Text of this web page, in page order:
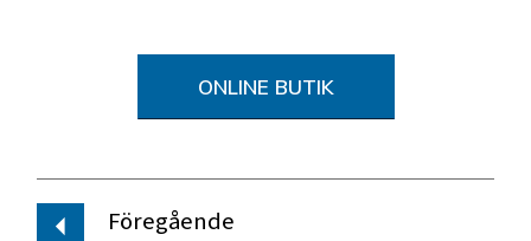
ONLINE BUTIK
Föregående